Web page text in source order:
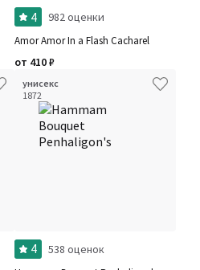
4 982 оценки
Amor Amor In a Flash Cacharel
от 410₽
унисекс
1872
4 538 оценок